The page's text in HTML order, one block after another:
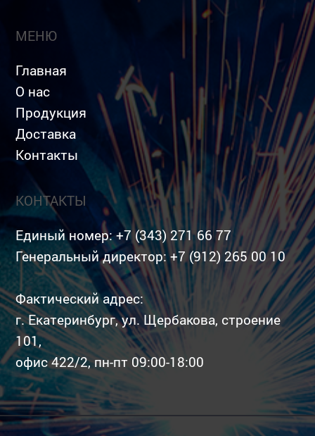
МЕНЮ
Главная
О нас
Продукция
Доставка
Контакты
КОНТАКТЫ
Единый номер:+7 (343) 271 66 77
Генеральный директор:+7 (912) 265 00 10
Фактический адрес:
г. Екатеринбург, ул. Щербакова, строение
101,
офис 422/2, пн-пт 09:00-18:00